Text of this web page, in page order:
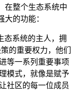
在整个生态系统中
的功能：
态系统的主人，拥
的重要权力，他们
等一系列重要事项
模式，就像是赋予
社区的每一位成员